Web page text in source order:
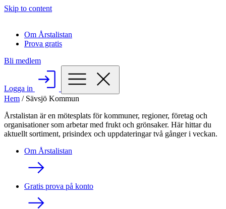
Skip to content
Om Årstalistan
Prova gratis
Bli medlem
Logga in
Hem / Sävsjö Kommun
Årstalistan är en mötesplats för kommuner, regioner, företag och
organisationer som arbetar med frukt och grönsaker. Här hittar du
aktuellt sortiment, prisindex och uppdateringar två gånger i veckan.
Om Årstalistan
Gratis prova på konto